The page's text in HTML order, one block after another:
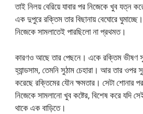
তাই নিলয় বেরিয়ে যাবার পর নিজেকে খুব যত্ন
এক দুপুরে রক্তিম তার বিছানায় বেঘোরে
নিজেকে সামলাতেই পারছিলো না প্রথমত।
কারণও আছে তার পেছনে। একে রক্তিম ভীষণ
হ্যান্ডসাম, তেমনি সুঠাম চেহারা। আর তার ওপর
করেছে রক্তিমের যৌন ক্ষমতার। সেটা শোনার
নিজেকে সামলানো খুব কষ্টের, বিশেষ করে যদি
থাকে এক বাড়িতে।